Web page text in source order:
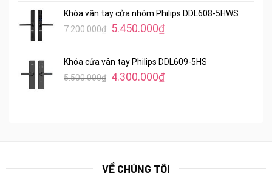
là:
1.100.000₫.
tại
là:
710.000₫.
Khóa vân tay cửa nhôm Philips DDL608-5HWS
7.200.000₫ Giá
7.200.000₫.
5.450.000₫Giá
tại
5.450.000₫.
Khóa cửa vân tay Philips DDL609-5HS
5.500.000₫ Giá
4.300.000₫Giá
VỀ CHÚNG TÔI